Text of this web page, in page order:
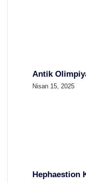
Antik
Nisan 15, 2025
Hephaestion